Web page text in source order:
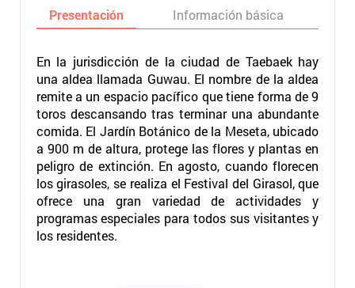
Presentación Información básica
En la jurisdicción de la ciudad de Taebaek hay
una aldea llamada Guwau. El nombre de la aldea
remite a un espacio pacífico que tiene forma de 9
toros descansando tras terminar una abundante
comida. El Jardín Botánico de la Meseta, ubicado
a 900 m de altura, protege las flores y plantas en
peligro de extinción. En agosto, cuando florecen
los girasoles, se realiza el Festival del Girasol, que
ofrece una gran variedad de actividades y
programas especiales para todos sus visitantes y
los residentes.